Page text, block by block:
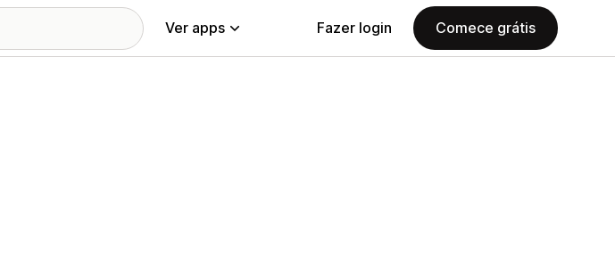
Ver apps Fazer login Comece grátis